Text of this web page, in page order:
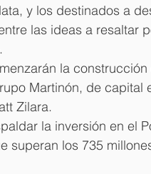
y los destinados a
las ideas a resaltar
la
Martinón, de capital
Zilara.
la inversión en el
superan los 735